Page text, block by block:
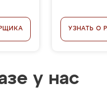
УЗНАТЬ О
у нас